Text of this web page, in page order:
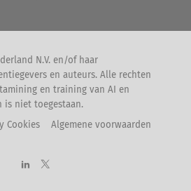
N.V. en/of haar
en auteurs. Alle rechten
en training van AI en
is niet toegestaan.
Cookies Algemene voorwaarden